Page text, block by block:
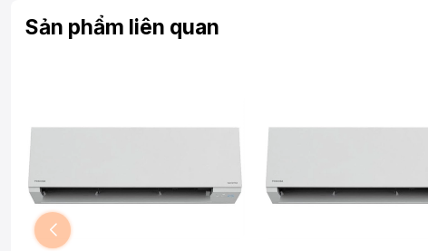
đồng thời nhiệt độ và độ ẩm mang lại cho người dùng sự thoải
chế các bệnh về hô hấp, bảo vệ nội thất trong gia đình và giảm
Luồng gió Coanda trên máy điều hòa Daikin được tạo ra nhờ
lạnh.
Thiết kế này vận dụng từ hiện tượng khoa học Coanda, khiến
nhàng tỏa xuống, bao phủ toàn bộ khắp gian phòng.
Chi tiết thiết kế tinh tế này giúp máy điều hòa Daikin mang lại
Sản phẩm liên quan